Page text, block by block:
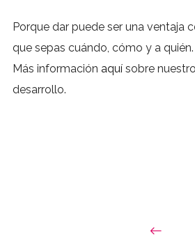
Porque dar puede ser una ventaja
que sepas cuándo, cómo y a quién.
Más información aquí sobre
desarrollo.